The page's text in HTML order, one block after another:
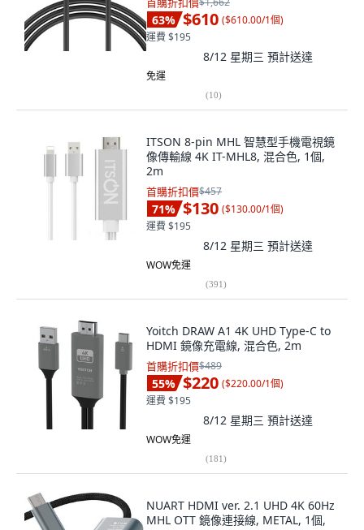
63% $610 ($610.00/1個)
運費 $195
8/12 星期三 預計送達
免運
(10)
ITSON 8-pin MHL 智慧型手機電視鏡
像傳輸線 4K IT-MHL8, 混合色, 1個,
2m
首購折扣價$457
71% $130 ($130.00/1個)
運費 $195
8/12 星期三 預計送達
WOW免運
(391)
Yoitch DRAW A1 4K UHD Type-C to
HDMI 鏡像充電線, 混合色, 2m
首購折扣價$489
55% $220 ($220.00/1個)
運費 $195
8/12 星期三 預計送達
WOW免運
(181)
NUART HDMI ver. 2.1 UHD 4K 60Hz
MHL OTT 鏡像連接線, METAL, 1個,